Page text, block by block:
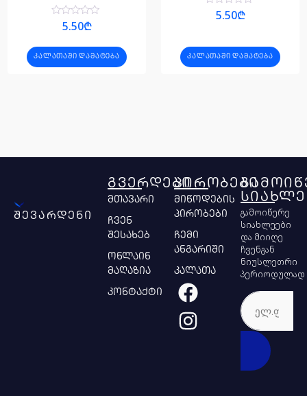
შეფასება
5-
დან
5.50₾
ᲙᲐᲚᲐᲗᲐᲨᲘ ᲓᲐᲛᲐᲢᲔᲑᲐ
შეფასება
დან
5.50₾
ᲙᲐᲚᲐᲗᲐᲨᲘ ᲓᲐᲛᲐᲢᲔᲑᲐ
შევარდენი
ᲒᲕᲔᲠᲓᲔᲑᲘ
მთავარი
ჩვენ
შესახებ
ონლაინ
მაღაზია
კონტაქტი
ᲞᲘᲠᲝᲑᲔᲑᲘ
მიწოდების
პირობები
ჩემი
ანგარიში
კალათა
ᲡᲘᲐᲮᲚᲔ
გამოიწერე
სიახლეები
და მიიღე
ჩვენგან
ნიუსლეთრი
პერიოდულად